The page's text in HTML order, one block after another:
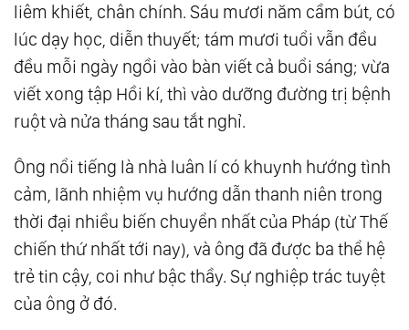
liêm khiết, chân chính. Sáu mươi năm cầm bút, có
lúc dạy học, diễn thuyết; tám mươi tuổi vẫn đều
đều mỗi ngày ngồi vào bàn viết cả buổi sáng; vừa
viết xong tập Hồi kí, thì vào dưỡng đường trị bệnh
ruột và nửa tháng sau tắt nghỉ.
Ông nổi tiếng là nhà luân lí có khuynh hướng tình
cảm, lãnh nhiệm vụ hướng dẫn thanh niên trong
thời đại nhiều biến chuyển nhất của Pháp (từ Thế
chiến thứ nhất tới nay), và ông đã được ba thể hệ
trẻ tin cậy, coi như bậc thầy. Sự nghiệp trác tuyệt
của ông ở đó.